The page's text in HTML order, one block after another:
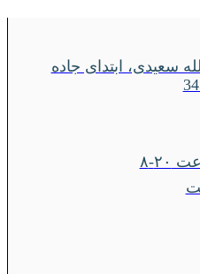
سعیدی، ابتدای جاده
۸